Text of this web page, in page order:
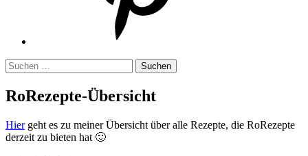
Suchen
nach:
RoRezepte-Übersicht
Hiergeht es zu meiner Übersicht über alle Rezepte, die RoRezepte
derzeit zu bieten hat 🙂